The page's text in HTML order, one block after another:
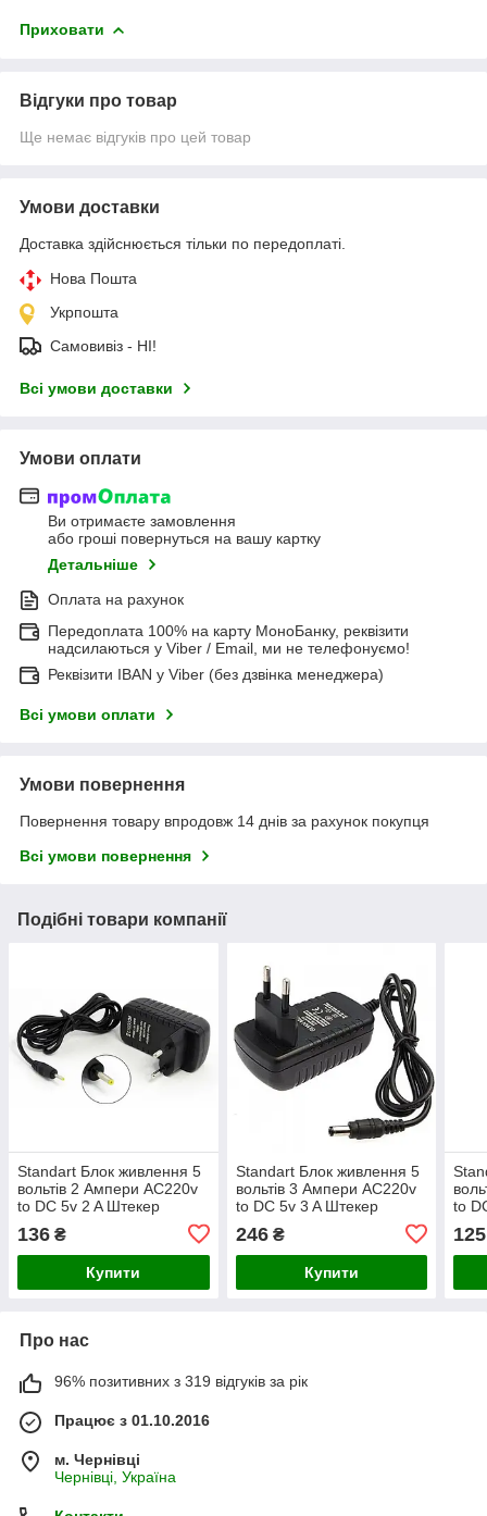
Приховати
Відгуки про товар
Ще немає відгуків про цей товар
Умови доставки
Доставка здійснюється тільки по передоплаті.
Нова Пошта
Укрпошта
Самовивіз - НІ!
Всі умови доставки
Умови оплати
Ви отримаєте замовлення
або гроші повернуться на вашу картку
Детальніше
Оплата на рахунок
Передоплата 100% на карту МоноБанку, реквізити
надсилаються у Viber / Email, ми не телефонуємо!
Реквізити IBAN у Viber (без дзвінка менеджера)
Всі умови оплати
Умови повернення
Повернення товару впродовж 14 днів за рахунок покупця
Всі умови повернення
Подібні товари компанії
Standart Блок живлення 5
вольтів 2 Ампери AC220v
to DC 5v 2 A Штекер
планшет)
136 ₴
Купити
Standart Блок живлення 5
вольтів 3 Ампери AC220v
to DC 5v 3 A Штекер
246₴
Купити
to
на
125
Про нас
96% позитивних з 319 відгуків за рік
Працює з 01.10.2016
м. Чернівці
Чернівці, Україна